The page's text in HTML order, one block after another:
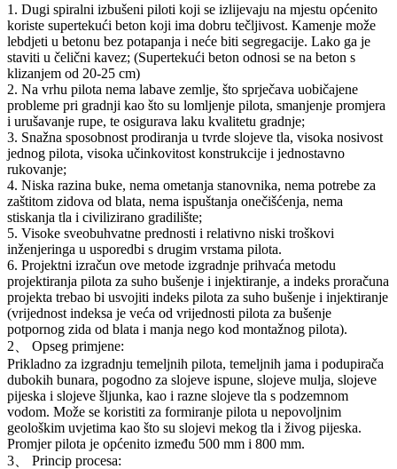
1. Dugi spiralni izbušeni piloti koji se izlijevaju na mjestu općenito
koriste supertekući beton koji ima dobru tečljivost. Kamenje može
lebdjeti u betonu bez potapanja i neće biti segregacije. Lako ga je
staviti u čelični kavez; (Supertekući beton odnosi se na beton s
klizanjem od 20-25 cm)
2. Na vrhu pilota nema labave zemlje, što sprječava uobičajene
probleme pri gradnji kao što su lomljenje pilota, smanjenje promjera
i urušavanje rupe, te osigurava laku kvalitetu gradnje;
3. Snažna sposobnost prodiranja u tvrde slojeve tla, visoka nosivost
jednog pilota, visoka učinkovitost konstrukcije i jednostavno
rukovanje;
4. Niska razina buke, nema ometanja stanovnika, nema potrebe za
zaštitom zidova od blata, nema ispuštanja onečišćenja, nema
stiskanja tla i civilizirano gradilište;
5. Visoke sveobuhvatne prednosti i relativno niski troškovi
inženjeringa u usporedbi s drugim vrstama pilota.
6. Projektni izračun ove metode izgradnje prihvaća metodu
projektiranja pilota za suho bušenje i injektiranje, a indeks proračuna
projekta trebao bi usvojiti indeks pilota za suho bušenje i injektiranje
(vrijednost indeksa je veća od vrijednosti pilota za bušenje
potpornog zida od blata i manja nego kod montažnog pilota).
2、 Opseg primjene:
Prikladno za izgradnju temeljnih pilota, temeljnih jama i podupirača
dubokih bunara, pogodno za slojeve ispune, slojeve mulja, slojeve
pijeska i slojeve šljunka, kao i razne slojeve tla s podzemnom
vodom. Može se koristiti za formiranje pilota u nepovoljnim
geološkim uvjetima kao što su slojevi mekog tla i živog pijeska.
Promjer pilota je općenito između 500 mm i 800 mm.
3、 Princip procesa: